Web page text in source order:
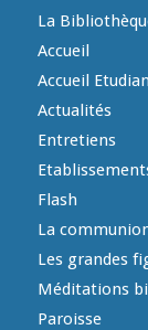
La
Accueil
Accueil
Actualités
Entretiens
Flash
La
Les grandes
Méditations
Paroisse